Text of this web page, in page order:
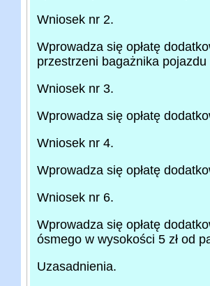
Wniosek nr 2.
Wprowadza się opłatę
przestrzeni bagażnika
Wniosek nr 3.
Wprowadza się opłatę
Wniosek nr 4.
Wprowadza się opłatę
Wniosek nr 6.
Wprowadza się opłatę
ósmego w wysokości 5 zł od
Uzasadnienia.